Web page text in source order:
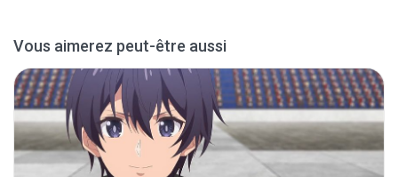
Vous aimerez peut-être aussi